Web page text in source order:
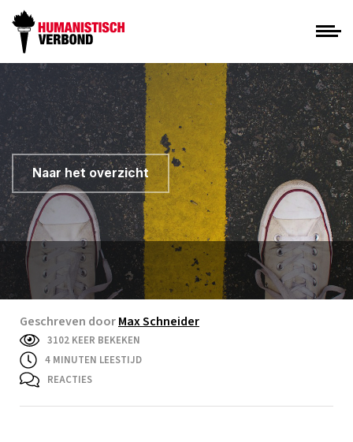
Naar het overzicht
Geschreven doorMax Schneider
3102 KEER BEKEKEN
4 MINUTEN LEESTIJD
REACTIES